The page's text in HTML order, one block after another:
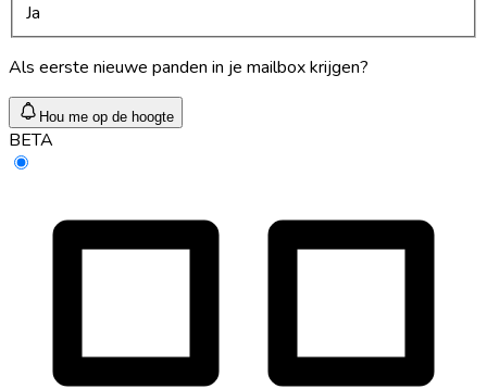
Ja
Als eerste nieuwe panden in je mailbox krijgen?
Hou me op de hoogte
BETA